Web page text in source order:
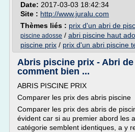
Date: 2017-03-03 18:42:34
Site : http://www.juralu.com
Thèmes liés : prix d'un abri de
piscine adosse / abri piscine haut
piscine prix / prix d'un abri piscine
Abris piscine prix - Abri
comment bien ...
ABRIS PISCINE PRIX
Comparer les prix des abris piscine
Comparer les prix des abris de
évident car si au premier abord les
catégorie semblent identiques, a y